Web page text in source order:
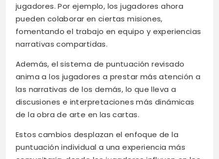
jugadores. Por ejemplo, los jugadores ahora
pueden colaborar en ciertas misiones,
fomentando el trabajo en equipo y experiencias
narrativas compartidas.
Además, el sistema de puntuación revisado
anima a los jugadores a prestar más atención a
las narrativas de los demás, lo que lleva a
discusiones e interpretaciones más dinámicas
de la obra de arte en las cartas.
Estos cambios desplazan el enfoque de la
puntuación individual a una experiencia más